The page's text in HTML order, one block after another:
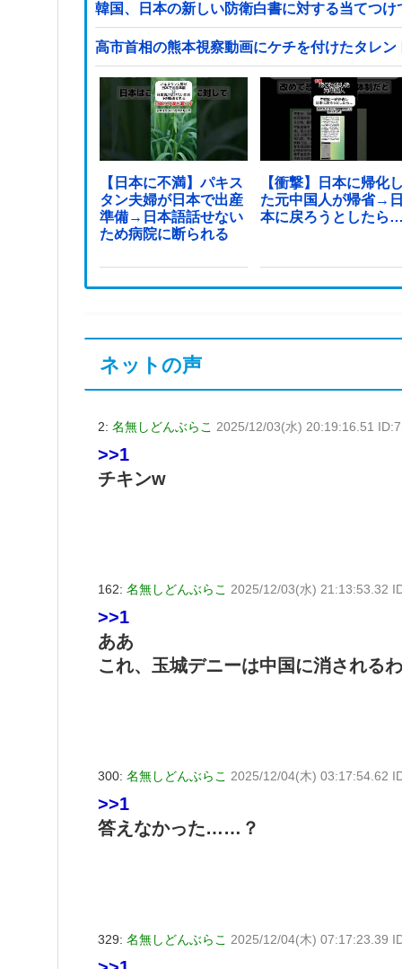
韓国、日本の新しい防衛白書に対する当てつ
高市首相の熊本視察動画にケチを付けたタレ
【日本に不満】パキス
タン夫婦が日本で出産
準備→日本語話せない
ため病院に断られる
【衝撃】日本に帰化
た元中国人が帰省→
本に戻ろうとしたら
ネットの声
2: 名無しどんぶらこ 2025/12/03(水) 20:19:16.51
>>1
チキンw
162: 名無しどんぶらこ 2025/12/03(水) 21:13:53.32
>>1
ああ
これ、玉城デニーは中国に消されるわ
300: 名無しどんぶらこ 2025/12/04(木) 03:17:54.62
>>1
答えなかった……？
329: 名無しどんぶらこ 2025/12/04(木) 07:17:23.39